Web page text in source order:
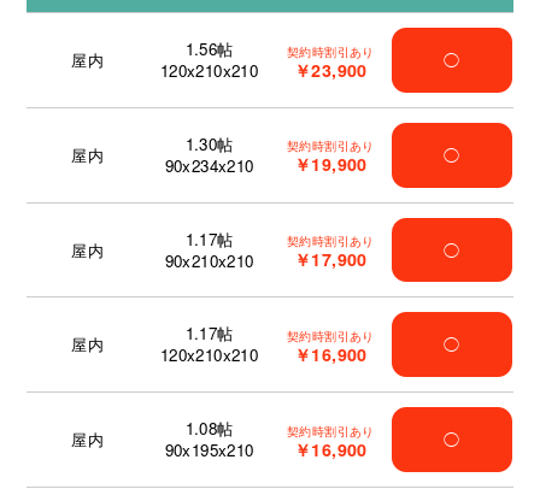
屋内 1.56帖
120x210x210
契約時割引あり
￥23,900 ◯
屋内 1.30帖
90x234x210
契約時割引あり
￥19,900 ◯
屋内 1.17帖
90x210x210
契約時割引あり
￥17,900 ◯
屋内 1.17帖
120x210x210
契約時割引あり
￥16,900 ◯
屋内 1.08帖
90x195x210
契約時割引あり
￥16,900 ◯